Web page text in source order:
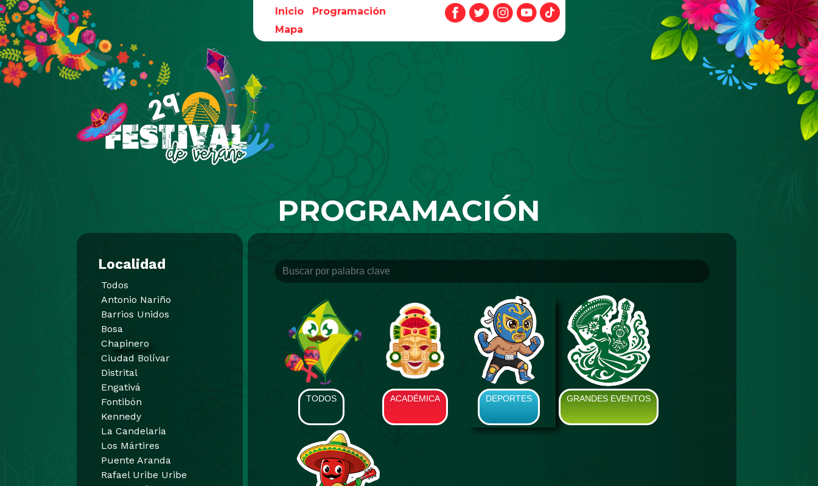
Pasar al contenido principal
Inicio
Programación
Mapa
PROGRAMACIÓN
Localidad
Todos
Antonio Nariño
Barrios Unidos
Bosa
Chapinero
Ciudad Bolívar
Distrital
Engativá
Fontibón
Kennedy
La Candelaria
Los Mártires
Puente Aranda
Rafael Uribe Uribe
TODOS ACADÉMICA DEPORTES GRANDES EVENTOS